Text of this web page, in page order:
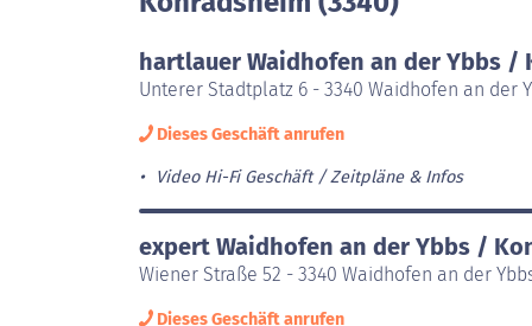
hartlauer Waidhofen an der Ybbs /
Unterer Stadtplatz 6 - 3340 Waidhofen an der
Dieses Geschäft anrufen
Video Hi-Fi Geschäft Zeitpläne & Infos
expert Waidhofen an der Ybbs /
Wiener Straße 52 - 3340 Waidhofen an der
Dieses Geschäft anrufen